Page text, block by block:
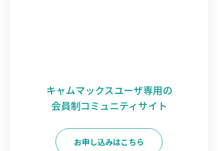
キャムマックスユーザ専用の
会員制コミュニティサイト
お申し込みはこちら